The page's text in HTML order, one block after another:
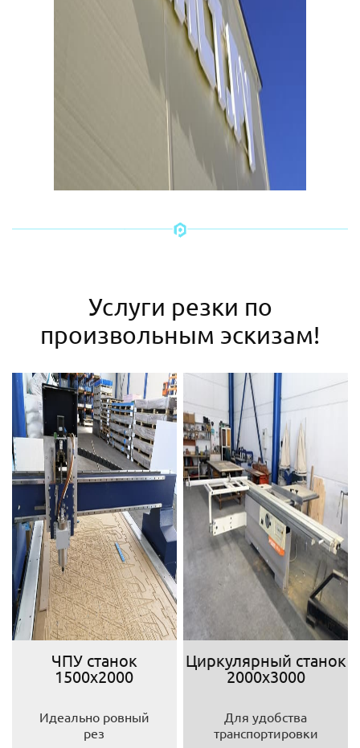
Услуги резки по
произвольным эскизам!
ЧПУ станок
1500х2000
Идеально ровный
рез
Циркулярный станок
2000х3000
Для удобства
транспортировки